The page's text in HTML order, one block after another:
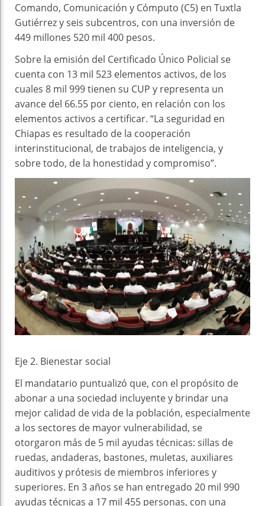
Comando, Comunicación y Cómputo (C5) en Tuxtla
Gutiérrez y seis subcentros, con una inversión de
449 millones 520 mil 400 pesos.
Sobre la emisión del Certificado Único Policial se
cuenta con 13 mil 523 elementos activos, de los
cuales 8 mil 999 tienen su CUP y representa un
avance del 66.55 por ciento, en relación con los
elementos activos a certificar. “La seguridad en
Chiapas es resultado de la cooperación
interinstitucional, de trabajos de inteligencia, y
sobre todo, de la honestidad y compromiso”.
Eje 2. Bienestar social
El mandatario puntualizó que, con el propósito de
abonar a una sociedad incluyente y brindar una
mejor calidad de vida de la población, especialmente
a los sectores de mayor vulnerabilidad, se
otorgaron más de 5 mil ayudas técnicas: sillas de
ruedas, andaderas, bastones, muletas, auxiliares
auditivos y prótesis de miembros inferiores y
superiores. En 3 años se han entregado 20 mil 990
ayudas técnicas a 17 mil 455 personas, con una